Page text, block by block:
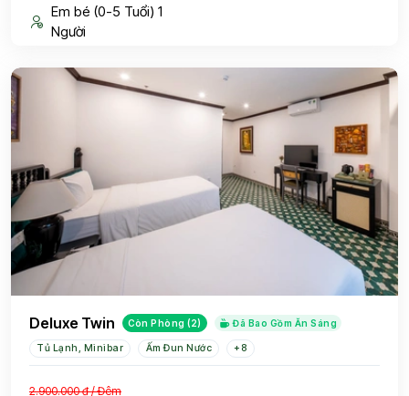
Em bé (0-5 Tuổi) 1
Người
Deluxe Twin Còn Phòng (2) Đã Bao Gồm Ăn Sáng
Tủ Lạnh, Minibar Ấm Đun Nước +8
2.900.000 ₫/ Đêm